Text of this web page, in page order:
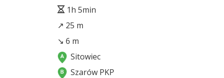
1h 5min
↗ 25 m
↘ 6 m
Sitowiec
Szarów PKP